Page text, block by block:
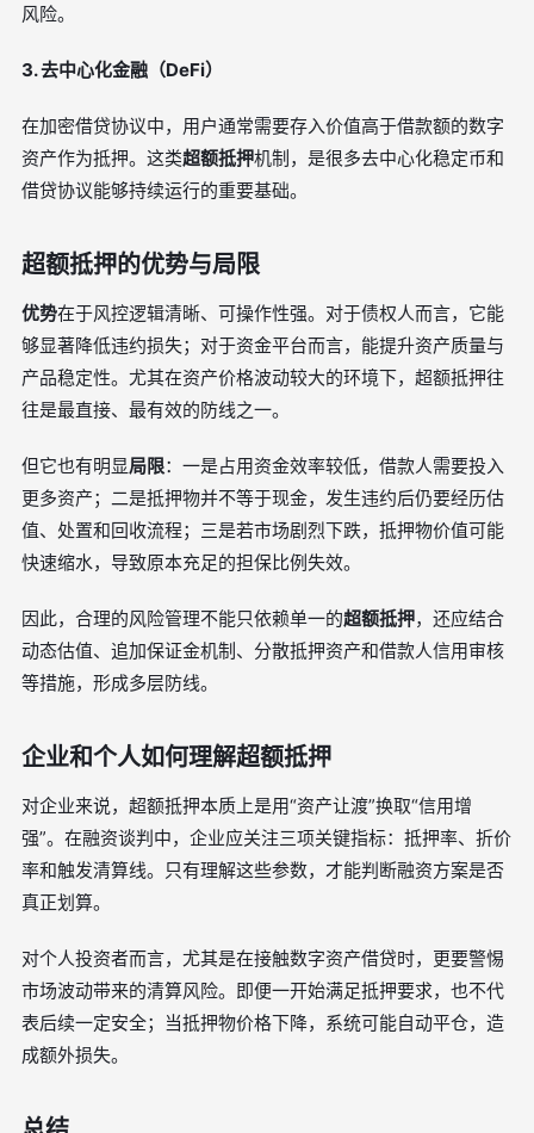
风险。
3. 去中心化金融（DeFi）
在加密借贷协议中，用户通常需要存入价值高于借款额的数字
资产作为抵押。这类超额抵押机制，是很多去中心化稳定币和
借贷协议能够持续运行的重要基础。
超额抵押的优势与局限
优势在于风控逻辑清晰、可操作性强。对于债权人而言，它能
够显著降低违约损失；对于资金平台而言，能提升资产质量与
产品稳定性。尤其在资产价格波动较大的环境下，超额抵押往
往是最直接、最有效的防线之一。
但它也有明显局限：一是占用资金效率较低，借款人需要投入
更多资产；二是抵押物并不等于现金，发生违约后仍要经历估
值、处置和回收流程；三是若市场剧烈下跌，抵押物价值可能
快速缩水，导致原本充足的担保比例失效。
因此，合理的风险管理不能只依赖单一的超额抵押，还应结合
动态估值、追加保证金机制、分散抵押资产和借款人信用审核
等措施，形成多层防线。
企业和个人如何理解超额抵押
对企业来说，超额抵押本质上是用“资产让渡”换取“信用增
强”。在融资谈判中，企业应关注三项关键指标：抵押率、折价
率和触发清算线。只有理解这些参数，才能判断融资方案是否
真正划算。
对个人投资者而言，尤其是在接触数字资产借贷时，更要警惕
市场波动带来的清算风险。即便一开始满足抵押要求，也不代
表后续一定安全；当抵押物价格下降，系统可能自动平仓，造
成额外损失。